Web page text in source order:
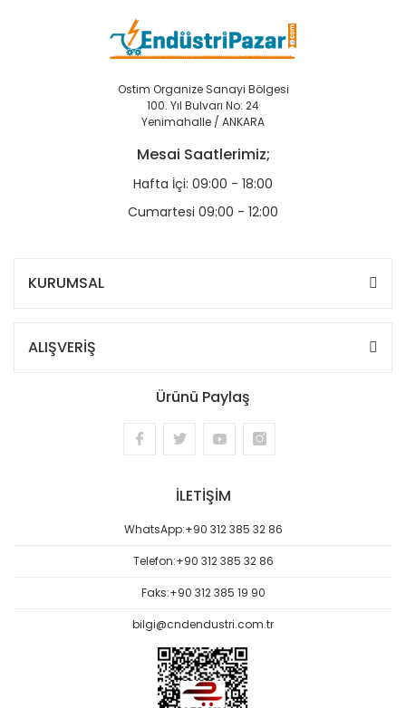
Ostim Organize Sanayi Bölgesi
100. Yıl Bulvarı No: 24
Yenimahalle / ANKARA
Mesai Saatlerimiz;
Hafta İçi: 09:00 - 18:00
Cumartesi 09:00 - 12:00
KURUMSAL
ALIŞVERİŞ
Ürünü Paylaş
İLETİŞİM
WhatsApp:+90 312 385 32 86
Telefon:+90 312 385 32 86
Faks:+90 312 385 19 90
bilgi@cndendustri.com.tr